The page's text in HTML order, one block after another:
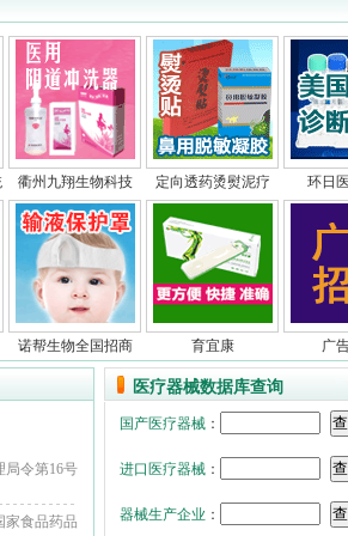
衢州九翔生物科技 定向透药烫熨泥疗 环日
诺帮生物全国招商 育宜康 广
局令第16号
家食品药品
医疗器械数据库查询
国产医疗器械 ：
进口医疗器械 ：
器械生产企业 ：